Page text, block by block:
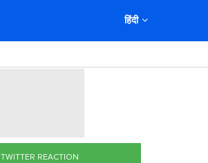
हिंदी
TWITTER REACTION